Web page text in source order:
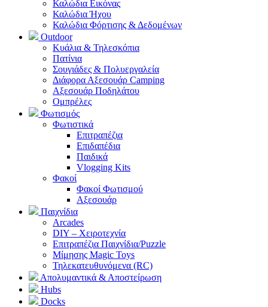
Καλώδια Εικόνας
Καλώδια Ήχου
Καλώδια Φόρτισης & Δεδομένων
Outdoor
Κυάλια & Τηλεσκόπια
Πατίνια
Σουγιάδες & Πολυεργαλεία
Διάφορα Αξεσουάρ Camping
Αξεσουάρ Ποδηλάτου
Ομπρέλες
Φωτισμός
Φωτιστικά
Επιτραπέζια
Επιδαπέδια
Παιδικά
Vlogging Kits
Φακοί
Φακοί Φωτισμού
Αξεσουάρ
Παιχνίδια
Arcades
DIY – Χειροτεχνία
Επιτραπέζια Παιχνίδια/Puzzle
Μίμησης Magic Toys
Τηλεκατευθυνόμενα (RC)
Απολυμαντικά & Αποστείρωση
Hubs
Docks